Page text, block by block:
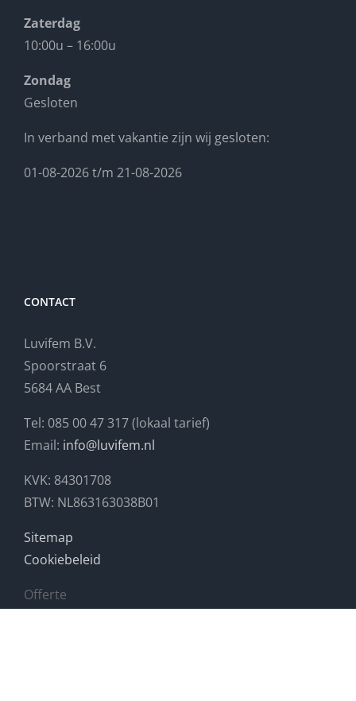
Zaterdag
10:00u – 16:00u
Zondag
Gesloten
In verband met vakantie zijn wij gesloten:
01-08-2026 t/m 21-08-2026
CONTACT
Luvifem B.V.
Spoorstraat 6
5684 AA Best
Tel: 085 00 47 317 (lokaal tarief)
Email: info@luvifem.nl
KVK: 84301708
BTW: NL863163038B01
Sitemap
Cookiebeleid
Offerte